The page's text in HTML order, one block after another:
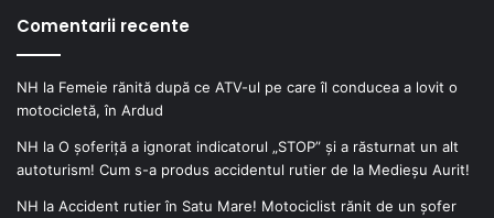
Comentarii recente
NH la Femeie rănită după ce ATV-ul pe care îl conducea a lovit o
motocicletă, în Ardud
NH la O șoferiță a ignorat indicatorul „STOP” și a răsturnat un alt
autoturism! Cum s-a produs accidentul rutier de la Medieșu Aurit!
NH la Accident rutier în Satu Mare! Motociclist rănit de un șofer